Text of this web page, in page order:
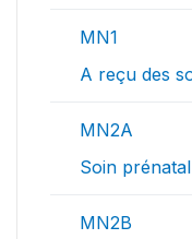
MN1
A reçu des
MN2A
Soin
MN2B